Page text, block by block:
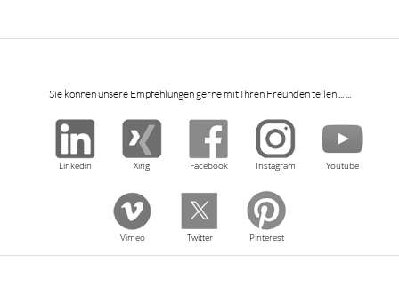
Sie können unsere Empfehlungen gerne mit Ihren Freunden teilen ... ...
Linkedin Xing Facebook Instagram Youtube
Vimeo Twitter Pinterest